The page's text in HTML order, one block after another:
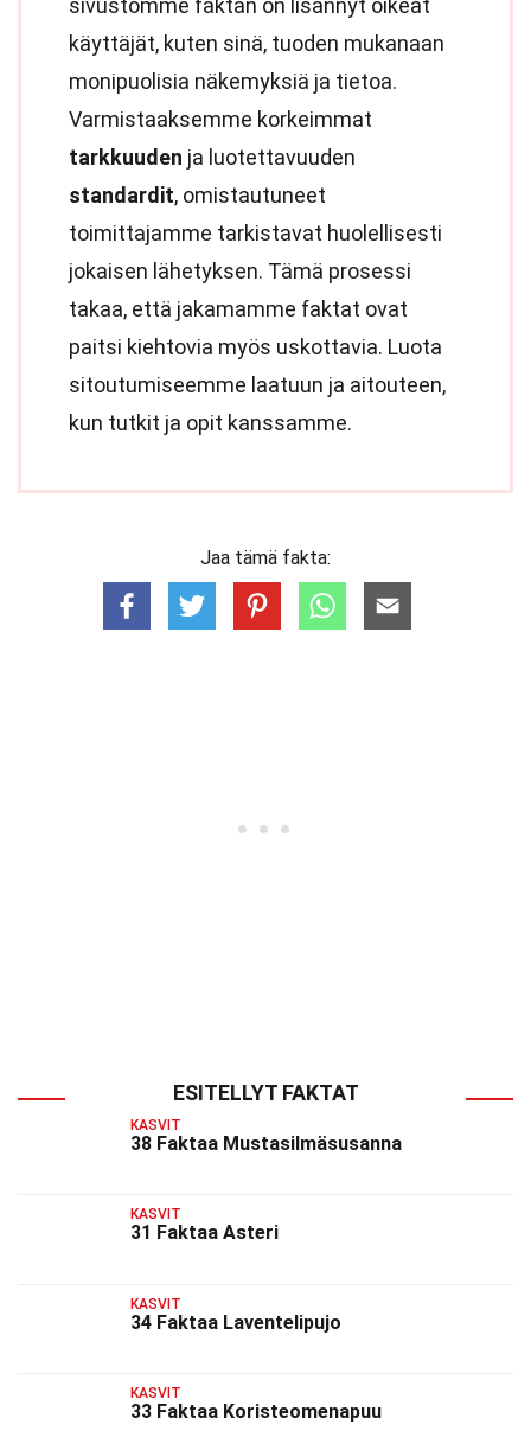
sivustomme faktan on lisännyt oikeat
käyttäjät, kuten sinä, tuoden mukanaan
monipuolisia näkemyksiä ja tietoa.
Varmistaaksemme korkeimmat
tarkkuuden ja luotettavuuden
standardit, omistautuneet
toimittajamme tarkistavat huolellisesti
jokaisen lähetyksen. Tämä prosessi
takaa, että jakamamme faktat ovat
paitsi kiehtovia myös uskottavia. Luota
sitoutumiseemme laatuun ja aitouteen,
kun tutkit ja opit kanssamme.
Jaa tämä fakta:
ESITELLYT FAKTAT
KASVIT
38 Faktaa Mustasilmäsusanna
KASVIT
31 Faktaa Asteri
KASVIT
34 Faktaa Laventelipujo
KASVIT
33 Faktaa Koristeomenapuu